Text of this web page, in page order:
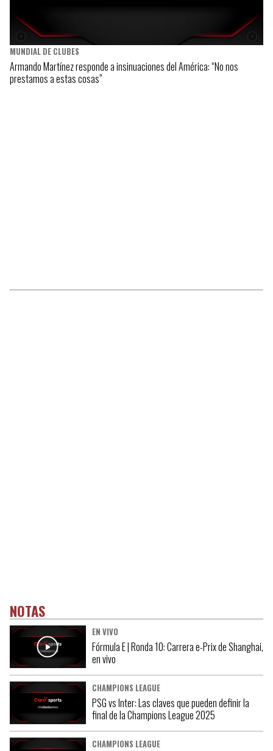
MUNDIAL DE CLUBES
Armando Martínez responde a insinuaciones del América: “No nos
prestamos a estas cosas”
NOTAS
EN VIVO
Fórmula E | Ronda 10: Carrera e-Prix de Shanghai,
en vivo
CHAMPIONS LEAGUE
PSG vs Inter: Las claves que pueden definir la
final de la Champions League 2025
CHAMPIONS LEAGUE